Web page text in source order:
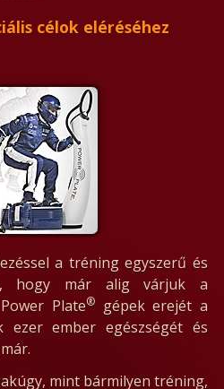
célok eléréséhez
a tréning egyszerű és
hogy már alig várjuk a
Plate®gépek erejét a
ezer ember egészségét és
mint bármilyen tréning,